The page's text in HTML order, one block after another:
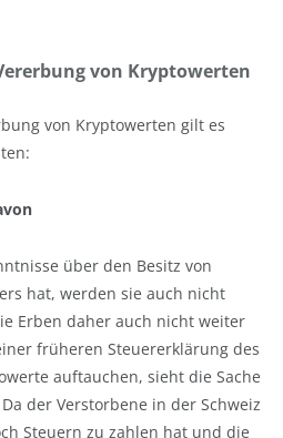
von Kryptowerten
von Kryptowerten gilt es
über den Besitz von
hat, werden sie auch nicht
Erben daher auch nicht weiter
früheren Steuererklärung des
auftauchen, sieht die Sache
der Verstorbene in der Schweiz
Steuern zu zahlen hat und die